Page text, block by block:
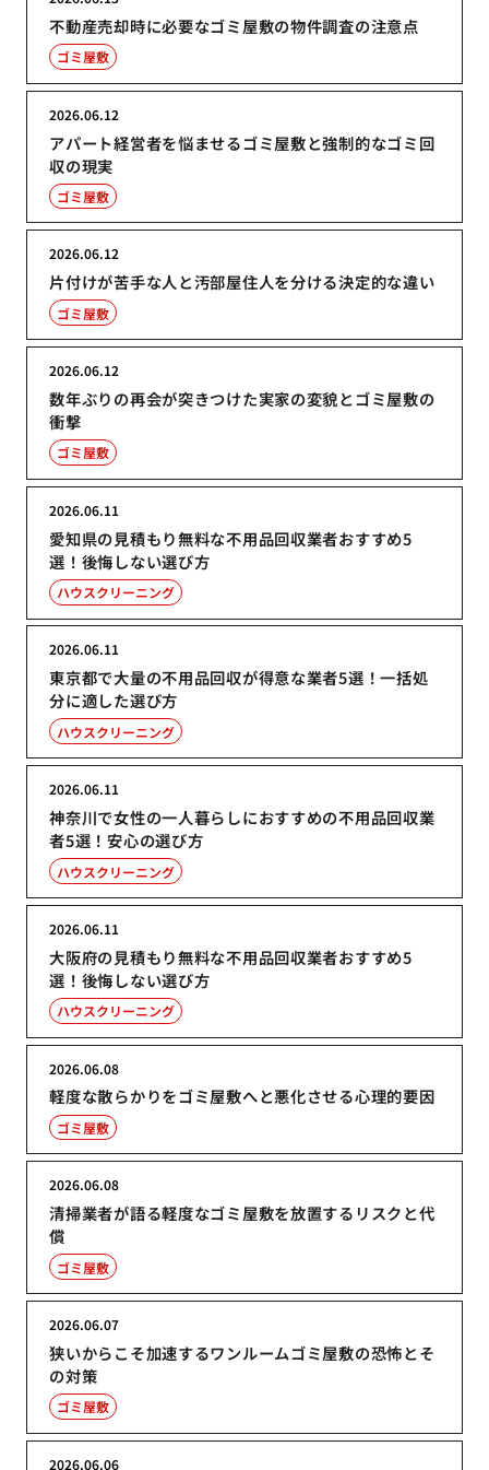
不動産売却時に必要なゴミ屋敷の物件調査の注意点
ゴミ屋敷
アパート経営者を悩ませるゴミ屋敷と強制的なゴミ回
収の現実
2026.06.12
ゴミ屋敷
片付けが苦手な人と汚部屋住人を分ける決定的な違い
2026.06.12
ゴミ屋敷
数年ぶりの再会が突きつけた実家の変貌とゴミ屋敷の
衝撃
2026.06.12
ゴミ屋敷
愛知県の見積もり無料な不用品回収業者おすすめ5
選！後悔しない選び方
2026.06.11
ハウスクリーニング
東京都で大量の不用品回収が得意な業者5選！一括処
分に適した選び方
2026.06.11
ハウスクリーニング
神奈川で女性の一人暮らしにおすすめの不用品回収業
者5選！安心の選び方
2026.06.11
ハウスクリーニング
大阪府の見積もり無料な不用品回収業者おすすめ5
選！後悔しない選び方
2026.06.11
ハウスクリーニング
軽度な散らかりをゴミ屋敷へと悪化させる心理的要因
2026.06.08
ゴミ屋敷
清掃業者が語る軽度なゴミ屋敷を放置するリスクと代
償
2026.06.08
ゴミ屋敷
狭いからこそ加速するワンルームゴミ屋敷の恐怖とそ
の対策
2026.06.07
ゴミ屋敷
2026.06.06